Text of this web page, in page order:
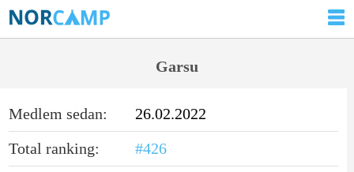
Garsu
Medlem sedan:
26.02.2022
Total ranking:
#426